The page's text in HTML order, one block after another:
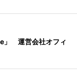
」 運営会社オフィ